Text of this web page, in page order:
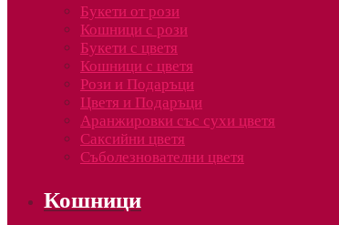
Букети от рози
Кошници с рози
Букети с цветя
Кошници с цветя
Рози и Подаръци
Цветя и Подаръци
Аранжировки със сухи цветя
Саксийни цветя
Съболезнователни цветя
Кошници